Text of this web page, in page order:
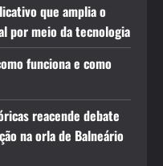
que amplia o
por meio da tecnologia
funciona e como
reacende debate
na orla de Balneário